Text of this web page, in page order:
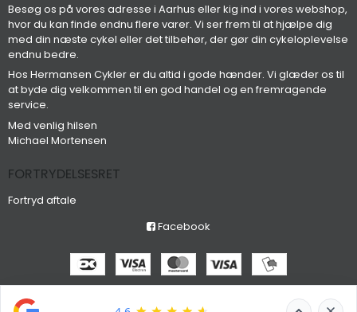
Besøg os på vores adresse i Aarhus eller kig ind i vores webshop,
hvor du kan finde endnu flere varer. Vi ser frem til at hjælpe dig
med din næste cykel eller det tilbehør, der gør din cykeloplevelse
endnu bedre.
Hos Hermansen Cykler er du altid i gode hænder. Vi glæder os til
at byde dig velkommen til en god handel og en fremragende
service.
Med venlig hilsen
Michael Mortensen
FORTRYDELSESRET
Fortryd aftale
Facebook